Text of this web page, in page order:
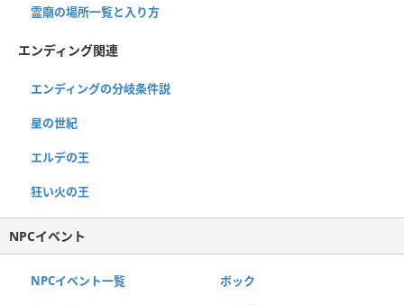
霊廟の場所一覧と入り方
エンディング関連
エンディングの分岐条件説
星の世紀
エルデの王
狂い火の王
NPCイベント
NPCイベント一覧 ボック